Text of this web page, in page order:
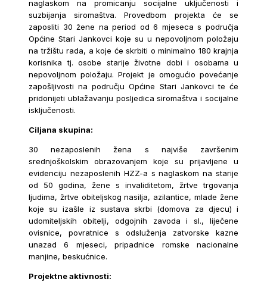
naglaskom na promicanju socijalne uključenosti i
suzbijanja siromaštva. Provedbom projekta će se
zaposliti 30 žene na period od 6 mjeseca s područja
Općine Stari Jankovci koje su u nepovoljnom položaju
na tržištu rada, a koje će skrbiti o minimalno 180 krajnja
korisnika tj. osobe starije životne dobi i osobama u
nepovoljnom položaju. Projekt je omogućio povećanje
zapošljivosti na području Općine Stari Jankovci te će
pridonijeti ublažavanju posljedica siromaštva i socijalne
isključenosti.
Ciljana skupina:
30 nezaposlenih žena s najviše završenim
srednjoškolskim obrazovanjem koje su prijavljene u
evidenciju nezaposlenih HZZ-a s naglaskom na starije
od 50 godina, žene s invaliditetom, žrtve trgovanja
ljudima, žrtve obiteljskog nasilja, azilantice, mlade žene
koje su izašle iz sustava skrbi (domova za djecu) i
udomiteljskih obitelji, odgojnih zavoda i sl., liječene
ovisnice, povratnice s odsluženja zatvorske kazne
unazad 6 mjeseci, pripadnice romske nacionalne
manjine, beskućnice.
Projektne aktivnosti: